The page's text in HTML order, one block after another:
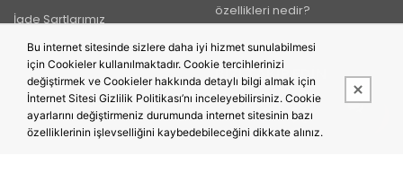
İade Şartlarımız
özellikleri nedir?
BIZI TAKIP EDIN
Bu internet sitesinde sizlere daha iyi hizmet sunulabilmesi
için Cookieler kullanılmaktadır. Cookie tercihlerinizi
değiştirmek ve Cookieler hakkında detaylı bilgi almak için
İnternet Sitesi Gizlilik Politikası’nı inceleyebilirsiniz. Cookie
ayarlarını değiştirmeniz durumunda internet sitesinin bazı
özelliklerinin işlevselliğini kaybedebileceğini dikkate alınız.